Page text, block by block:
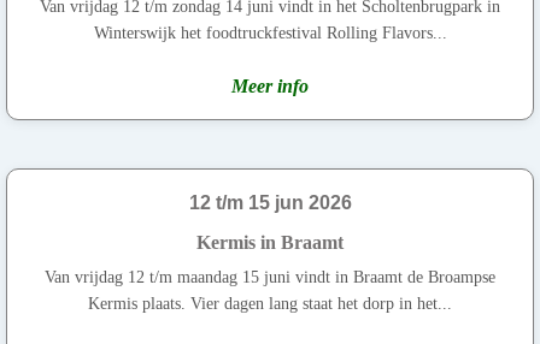
Van vrijdag 12 t/m zondag 14 juni vindt in het Scholtenbrugpark in
Winterswijk het foodtruckfestival Rolling Flavors...
Meer info
12 t/m 15 jun 2026
Kermis in Braamt
Van vrijdag 12 t/m maandag 15 juni vindt in Braamt de Broampse
Kermis plaats. Vier dagen lang staat het dorp in het...